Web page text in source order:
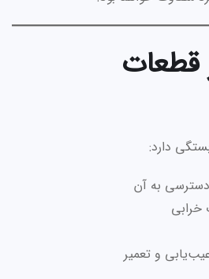
قطعات
دارد:
به آن
و تعمیر